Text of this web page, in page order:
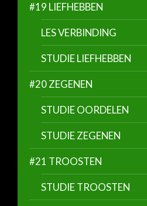
#19 LIEFHEBBEN
LES VERBINDING
STUDIE LIEFHEBBEN
#20 ZEGENEN
STUDIE OORDELEN
STUDIE ZEGENEN
#21 TROOSTEN
STUDIE TROOSTEN